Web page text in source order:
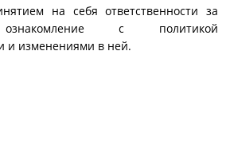
на себя ответственности за
ознакомление с политикой
и изменениями в ней.